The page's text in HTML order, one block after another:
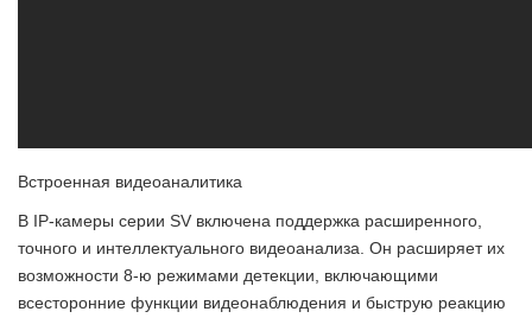
Встроенная видеоаналитика
В IP-камеры серии SV включена поддержка расширенного,
точного и интеллектуального видеоанализа. Он расширяет их
возможности 8-ю режимами детекции, включающими
всесторонние функции видеонаблюдения и быструю реакцию